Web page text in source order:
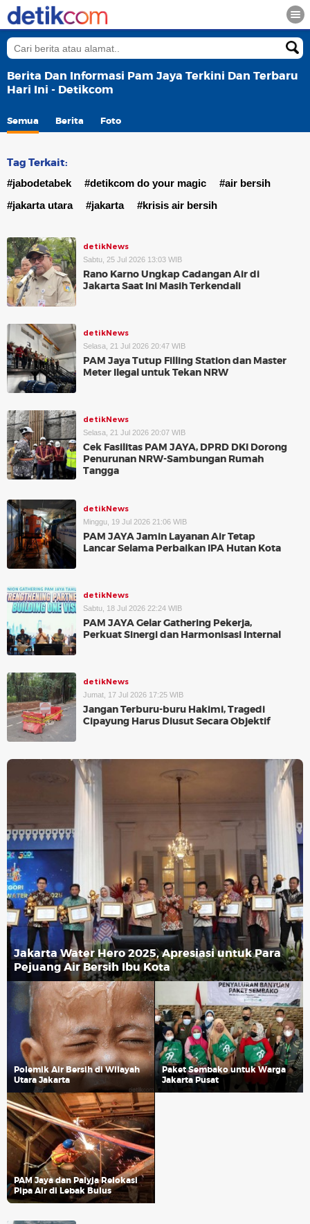
Berita Dan Informasi Pam Jaya Terkini Dan Terbaru
Hari Ini - Detikcom
Semua Berita Foto
Tag Terkait:
#jabodetabek #detikcom do your magic
#air bersih
#jakarta utara
#jakarta #krisis air bersih
detikNews
Sabtu, 25 Jul 2026 13:03 WIB
Rano Karno Ungkap Cadangan Air di
Jakarta Saat Ini Masih Terkendali
detikNews
Selasa, 21 Jul 2026 20:47 WIB
PAM Jaya Tutup Filling Station dan Master
Meter Ilegal untuk Tekan NRW
detikNews
Selasa, 21 Jul 2026 20:07 WIB
Cek Fasilitas PAM JAYA, DPRD DKI Dorong
Penurunan NRW-Sambungan Rumah
Tangga
detikNews
Minggu, 19 Jul 2026 21:06 WIB
PAM JAYA Jamin Layanan Air Tetap
Lancar Selama Perbaikan IPA Hutan Kota
detikNews
Sabtu, 18 Jul 2026 22:24 WIB
PAM JAYA Gelar Gathering Pekerja,
Perkuat Sinergi dan Harmonisasi Internal
detikNews
Jumat, 17 Jul 2026 17:25 WIB
Jangan Terburu-buru Hakimi, Tragedi
Cipayung Harus Diusut Secara Objektif
Jakarta Water Hero 2025, Apresiasi untuk Para
Pejuang Air Bersih Ibu Kota
Polemik Air Bersih di Wilayah
Utara Jakarta
Paket Sembako untuk Warga
Jakarta Pusat
PAM Jaya dan Palyja Relokasi
Pipa Air di Lebak Bulus